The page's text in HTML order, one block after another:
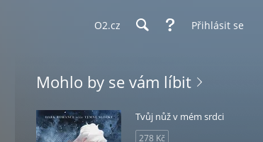
O2.cz Přihlásit se
Mohlo by se vám líbit
Tvůj nůž v mém srdci
278 Kč